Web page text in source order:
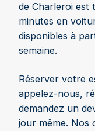
de Charleroi est
minutes en
disponibles à
semaine.
Réserver votre
appelez-nous,
demandez un
jour même. Nos